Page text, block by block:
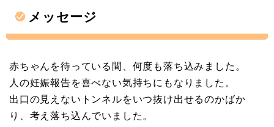
メッセージ
赤ちゃんを待っている間、何度も落ち込みました。
人の妊娠報告を喜べない気持ちにもなりました。
出口の見えないトンネルをいつ抜け出せるのかばか
り、考え落ち込んでいました。